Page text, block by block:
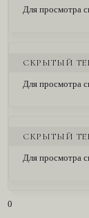
Для просмотра
СКРЫТЫЙ
Для просмотра
СКРЫТЫЙ
Для просмотра
0